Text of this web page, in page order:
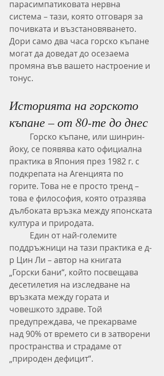
парасимпатиковата нервна
система – тази, която отговаря за
почивката и възстановяването.
Дори само два часа горско къпане
могат да доведат до осезаема
промяна във вашето настроение и
тонус.
Историята на горското
къпане – от 80-те до днес
йоку, се появява като официална
практика в Япония през 1982 г. с
подкрепата на Агенцията по
горите. Това не е просто тренд –
това е философия, която отразява
дълбоката връзка между японската
култура и природата.
поддръжници на тази практика е д-
р Цин Ли – автор на книгата
„Горски бани“, който посвещава
десетилетия на изследване на
връзката между гората и
човешкото здраве. Той
предупреждава, че прекарваме
над 90% от времето си в затворени
пространства и страдаме от
„природен дефицит“.